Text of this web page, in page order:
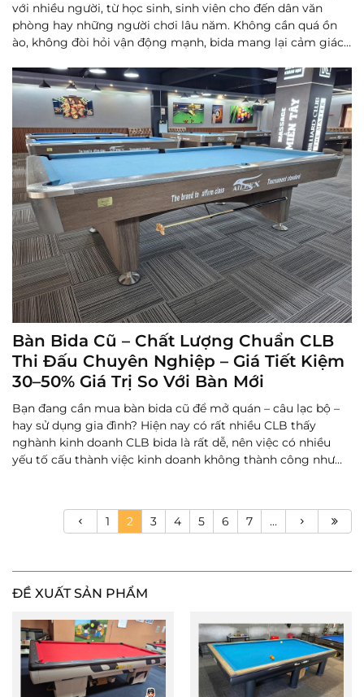
với nhiều người, từ học sinh, sinh viên cho đến dân văn
phòng hay những người chơi lâu năm. Không cần quá ồn
ào, không đòi hỏi vận động mạnh, bida mang lại cảm giác
Đọc thêm
Bàn Bida Cũ – Chất Lượng Chuẩn CLB
Thi Đấu Chuyên Nghiệp – Giá Tiết Kiệm
30–50% Giá Trị So Với Bàn Mới
Bạn đang cần mua bàn bida cũ để mở quán – câu lạc bộ –
hay sử dụng gia đình? Hiện nay có rất nhiều CLB thấy
nghành kinh doanh CLB bida là rất dễ, nên việc có nhiều
yếu tố cấu thành việc kinh doanh không thành công như
1
2 3 4 5 6 7 …
ĐỀ XUẤT SẢN PHẨM